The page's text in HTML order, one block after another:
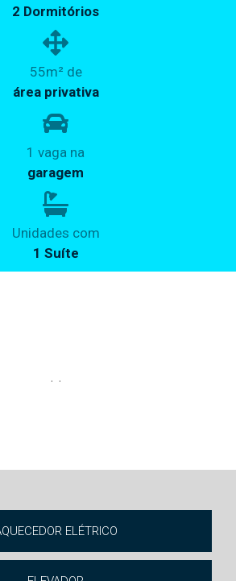
2 Dormitórios
55m² de
área privativa
1 vaga na
garagem
Unidades com
1 Suíte
. .
ELÉTRICO